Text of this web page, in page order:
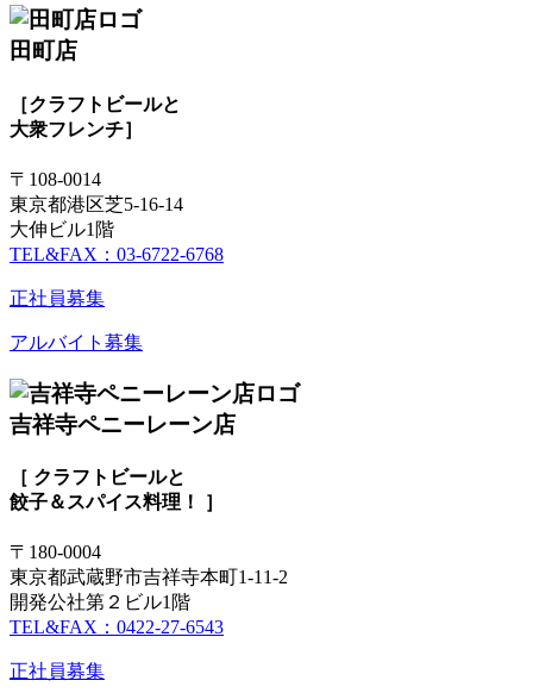
田町店
［クラフトビールと
大衆フレンチ］
〒108-0014
東京都港区芝5-16-14
大伸ビル1階
TEL&FAX：03-6722-6768
正社員募集
アルバイト募集
吉祥寺ペニーレーン店
［ クラフトビールと
餃子＆スパイス料理！ ］
〒180-0004
東京都武蔵野市吉祥寺本町1-11-2
開発公社第２ビル1階
TEL&FAX：0422-27-6543
正社員募集